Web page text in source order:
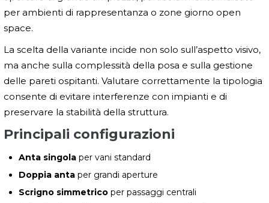
per ambienti di rappresentanza o zone giorno open
space.
La scelta della variante incide non solo sull’aspetto visivo,
ma anche sulla complessità della posa e sulla gestione
delle pareti ospitanti. Valutare correttamente la tipologia
consente di evitare interferenze con impianti e di
preservare la stabilità della struttura.
Principali configurazioni
Anta singola per vani standard
Doppia anta per grandi aperture
Scrigno simmetrico per passaggi centrali